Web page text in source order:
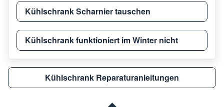
Kühlschrank Scharnier tauschen
Kühlschrank funktioniert im Winter nicht
Kühlschrank Reparaturanleitungen